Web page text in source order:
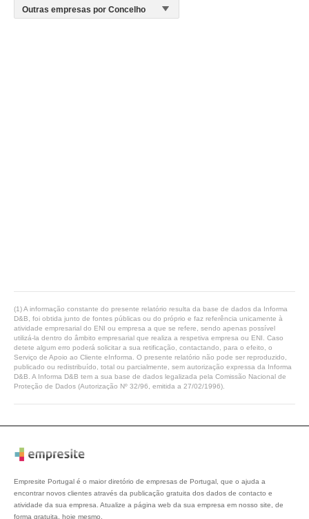
(1) A informação constante do presente relatório resulta da base de dados da Informa
D&B, foi obtida junto de fontes públicas ou do próprio e faz referência unicamente à
atividade empresarial do ENI ou empresa a que se refere, sendo apenas possível
utilizá-la dentro do âmbito empresarial que realiza a respetiva empresa ou ENI. Caso
detete algum erro poderá solicitar a sua retificação, contactando, para o efeito, o
Serviço de Apoio ao Cliente eInforma. O presente relatório não pode ser reproduzido,
publicado ou redistribuído, total ou parcialmente, sem autorização expressa da Informa
D&B. A Informa D&B tem a sua base de dados legalizada pela Comissão Nacional de
Proteção de Dados (Autorização Nº 32/96, emitida a 27/02/1996).
Empresite Portugal é o maior diretório de empresas de Portugal, que o ajuda a
encontrar novos clientes através da publicação gratuita dos dados de contacto e
atividade da sua empresa. Atualize a página web da sua empresa em nosso site, de
forma gratuita, hoje mesmo.